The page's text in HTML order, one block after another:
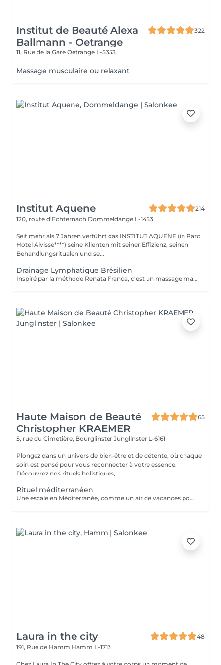
Institut de Beauté Alexa
Ballmann - Oetrange
322
11, Rue de la Gare Oetrange L-5353
Massage musculaire ou relaxant
Institut Aquene
214
120, route d'Echternach Dommeldange L-1453
Seit mehr als 7 Jahren verführt das INSTITUT AQUENE (in Parc
Hotel Alvisse****) seine Klienten mit seiner Effizienz, seinen
Behandlungsritualen und se...
Drainage Lymphatique Brésilien
Inspiré par la méthode Renata França, c'est un massage manuel destiné a stimuler la circulation lymphatique et à détoxifier l'organisme. Par des manuvres manuelles variant la pression en suivant le sens de la circulation lymphatique l'organisme est nettoyé et son système immunitaire renforcé. La lymphe draine les liquides excédentaires, les toxines et les débris cellulaires pour un résultat immédiat ! Peut être fait avant une séance de madérothérapie pour encore plus de bien fait !!
Haute Maison de Beauté
Christopher KRAEMER
65
5, rue du Cimetière, Bourglinster Junglinster L-6161
Plongez dans un univers de bien-être et de détente, où chaque
soin est pensé pour vous reconnecter à votre essence.
Découvrez nos rituels holistiques,...
Rituel méditerranéen
Une escale en Méditerranée, comme un air de vacances pour se poser et se détendre Lavande, thym, citron et fleur d'oranger seront de la partie Véritable moment de relaxation complète. Sauna infrarouge, Massage shiatsu, bol d'air jacquier, douche. Onction du huiles précieuses, hammam crânien, facial et respiratoire, bains rythmés avec méditation guidée, exercices de sophrologie, shampooing, pose de masque et massage crânien, rituel de la cascade, rinçage à l'infusion de plantes qui clôture le soin.
Laura in the city
48
191, Rue de Hamm Hamm L-1713